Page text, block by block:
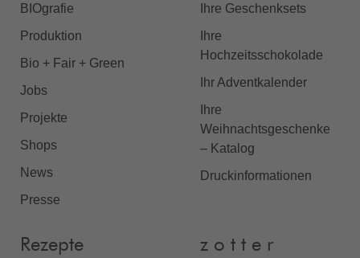
BIOgrafie
Produktion
Bio + Fair + Green
Jobs
Projekte
Shops
News
Presse
Ihre Geschenksets
Ihre
Hochzeitsschokolade
Ihr Adventkalender
Ihre
Weihnachtsgeschenke
– Katalog
Druckinformationen
Rezepte z o t t e r